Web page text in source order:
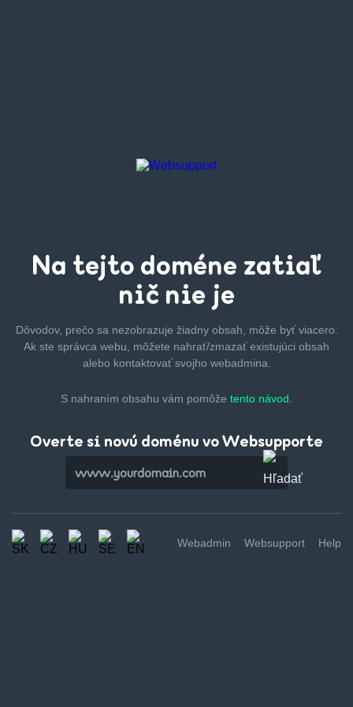
Na tejto doméne zatiaľ
nič nie je
Dôvodov, prečo sa nezobrazuje žiadny obsah, môže byťviacero.
Ak ste správca webu, môžete nahrať/zmazaťexistujúci obsah
alebo kontaktovať svojho webadmina.
S nahraním obsahu vám pomôže tento návod.
Overte si novú doménu vo Websupporte
Webadmin Websupport Help